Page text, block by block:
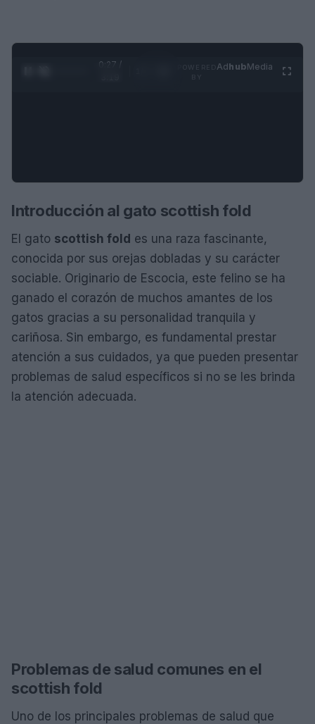
0:28 /
AdhubMedia
Introducción al gato scottish fold
El gato scottish fold es una raza fascinante,
conocida por sus orejas dobladas y su carácter
sociable. Originario de Escocia, este felino se ha
ganado el corazón de muchos amantes de los
gatos gracias a su personalidad tranquila y
cariñosa. Sin embargo, es fundamental prestar
atención a sus cuidados, ya que pueden presentar
problemas de salud específicos si no se les brinda
la atención adecuada.
Problemas de salud comunes en el
scottish fold
Uno de los principales problemas de salud que